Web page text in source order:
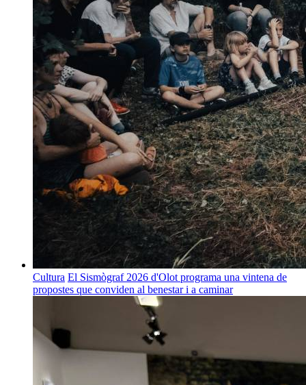
Cultura El Sismògraf 2026 d'Olot programa una vintena de
propostes que conviden al benestar i a caminar